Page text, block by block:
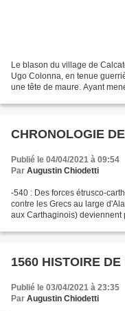
Le blason du village de
Ugo Colonna, en tenue
une tête de maure. Ayant
CHRONOLOGIE
Publié le 04/04/2021 à 09:54
Par Augustin Chiodetti
-540 : Des forces étrusco-
contre les Grecs au large
aux Carthaginois) deviennent
1560 HISTOIRE
Publié le 03/04/2021 à 23:35
Par Augustin Chiodetti